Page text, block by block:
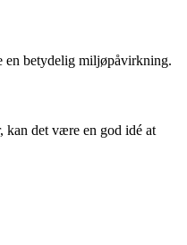
en betydelig miljøpåvirkning.
kan det være en god idé at